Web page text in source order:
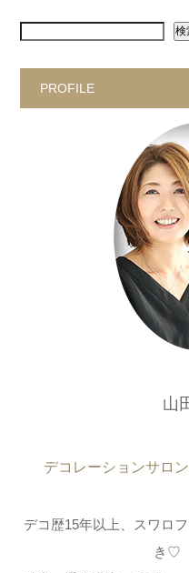
検
PROFILE
山
デコレーションサロ
デコ歴15年以上、スワロ
き♡